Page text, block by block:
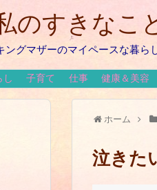
のすきなこ
グマザーのマイペースな暮ら
し 子育て 仕事 健康＆美容
ホーム
泣きた